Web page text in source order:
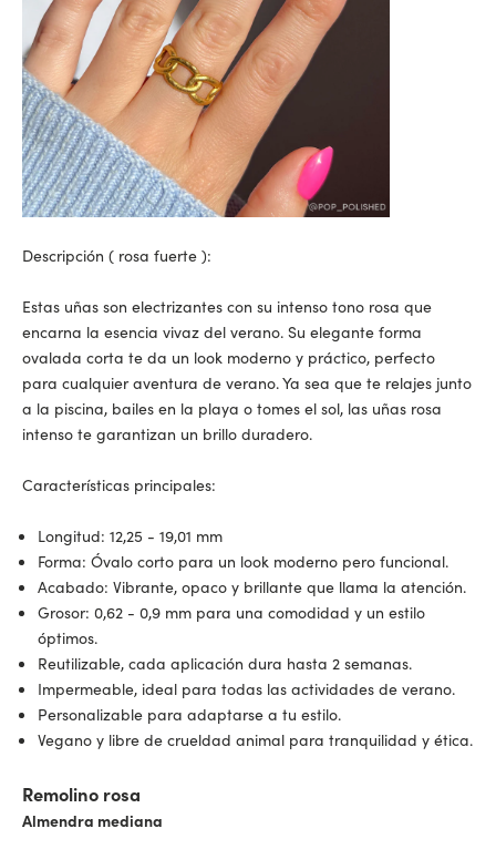
Descripción ( rosa fuerte ):
Estas uñas son electrizantes con su intenso tono rosa que
encarna la esencia vivaz del verano. Su elegante forma
ovalada corta te da un look moderno y práctico, perfecto
para cualquier aventura de verano. Ya sea que te relajes junto
a la piscina, bailes en la playa o tomes el sol, las uñas rosa
intenso te garantizan un brillo duradero.
Características principales:
Longitud: 12,25 - 19,01 mm
Forma: Óvalo corto para un look moderno pero funcional.
Acabado: Vibrante, opaco y brillante que llama la atención.
Grosor: 0,62 - 0,9 mm para una comodidad y un estilo
óptimos.
Reutilizable, cada aplicación dura hasta 2 semanas.
Impermeable, ideal para todas las actividades de verano.
Personalizable para adaptarse a tu estilo.
Vegano y libre de crueldad animal para tranquilidad y ética.
Remolino rosa
Almendra mediana